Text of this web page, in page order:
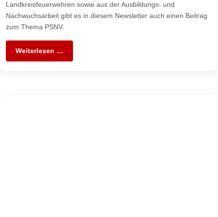
Landkreisfeuerwehren sowie aus der Ausbildungs- und
Nachwuchsarbeit gibt es in diesem Newsletter auch einen Beitrag
zum Thema PSNV.
Weiterlesen …